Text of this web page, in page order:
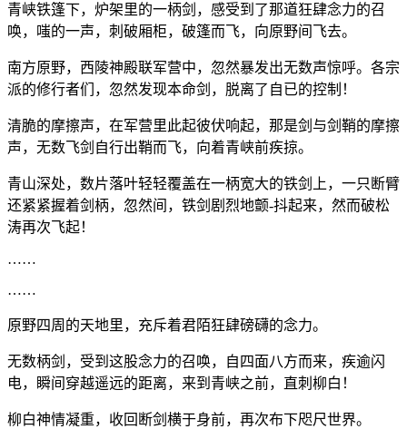
青峡铁篷下，炉架里的一柄剑，感受到了那道狂肆念力的召
唤，嗤的一声，刺破厢柜，破篷而飞，向原野间飞去。
南方原野，西陵神殿联军营中，忽然暴发出无数声惊呼。各宗
派的修行者们，忽然发现本命剑，脱离了自已的控制！
清脆的摩擦声，在军营里此起彼伏响起，那是剑与剑鞘的摩擦
声，无数飞剑自行出鞘而飞，向着青峡前疾掠。
青山深处，数片落叶轻轻覆盖在一柄宽大的铁剑上，一只断臂
还紧紧握着剑柄，忽然间，铁剑剧烈地颤-抖起来，然而破松
涛再次飞起！
……
……
原野四周的天地里，充斥着君陌狂肆磅礴的念力。
无数柄剑，受到这股念力的召唤，自四面八方而来，疾逾闪
电，瞬间穿越遥远的距离，来到青峡之前，直刺柳白！
柳白神情凝重，收回断剑横于身前，再次布下咫尺世界。